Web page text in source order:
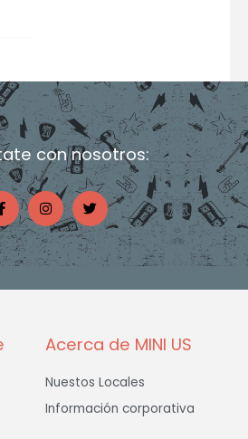
con nosotros:
F
a
c
e
b
o
o
I
n
s
t
a
g
r
T
w
i
t
t
e
Acerca de MINI US
Nuestos Locales
Información corporativa